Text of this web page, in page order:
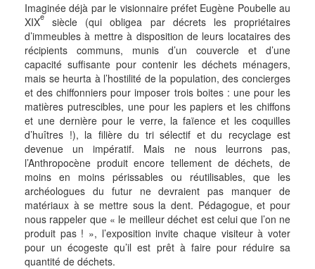
Imaginée déjà par le visionnaire préfet Eugène Poubelle au
XIXe
siècle (qui obligea par décrets les propriétaires
d’immeubles à mettre à disposition de leurs locataires des
récipients communs, munis d’un couvercle et d’une
capacité suffisante pour contenir les déchets ménagers,
mais se heurta à l’hostilité de la population, des concierges
et des chiffonniers pour imposer trois boites : une pour les
matières putrescibles, une pour les papiers et les chiffons
et une dernière pour le verre, la faïence et les coquilles
d’huîtres !), la filière du tri sélectif et du recyclage est
devenue un impératif. Mais ne nous leurrons pas,
l’Anthropocène produit encore tellement de déchets, de
moins en moins périssables ou réutilisables, que les
archéologues du futur ne devraient pas manquer de
matériaux à se mettre sous la dent. Pédagogue, et pour
nous rappeler que « le meilleur déchet est celui que l’on ne
produit pas ! », l’exposition invite chaque visiteur à voter
pour un écogeste qu’il est prêt à faire pour réduire sa
quantité de déchets.